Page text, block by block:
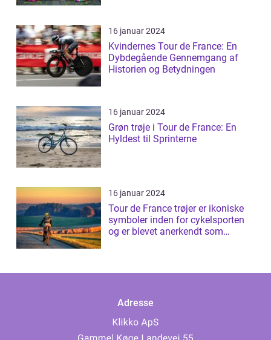
16 januar 2024
Kvindernes Tour de France: En
Dybdegående Gennemgang af
Historien og Betydningen
16 januar 2024
Grøn trøje i Tour de France: En
Hyldest til Sprinterne
16 januar 2024
Tour de France trøjer er ikoniske
symboler inden for cykelsporten
og er blevet anerkendt som
Adresse